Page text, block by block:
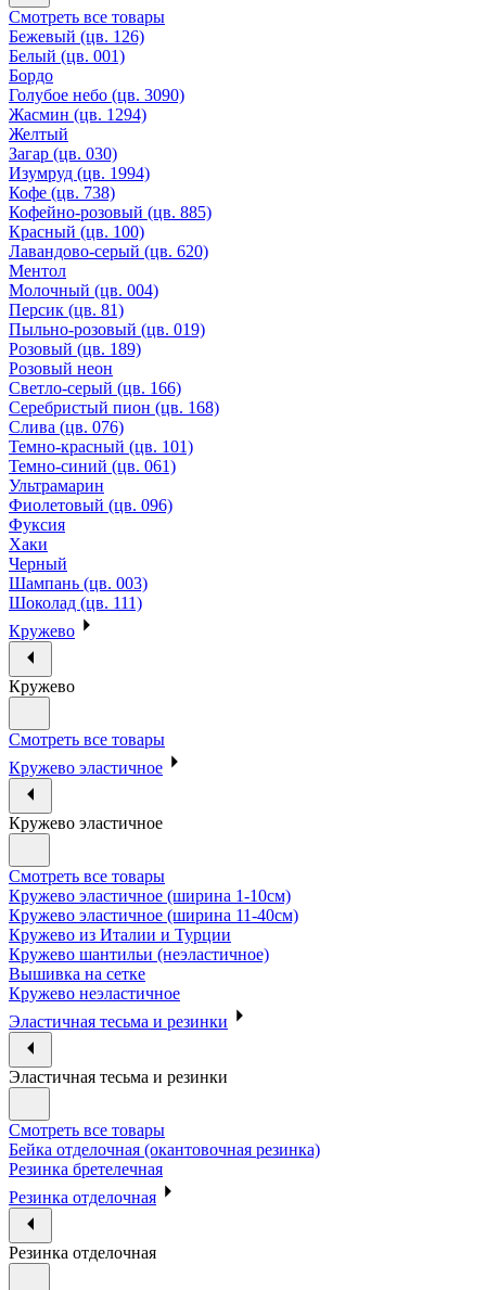
Смотреть все товары
Бежевый (цв. 126)
Белый (цв. 001)
Бордо
Голубое небо (цв. 3090)
Жасмин (цв. 1294)
Желтый
Загар (цв. 030)
Изумруд (цв. 1994)
Кофе (цв. 738)
Кофейно-розовый (цв. 885)
Красный (цв. 100)
Лавандово-серый (цв. 620)
Ментол
Молочный (цв. 004)
Персик (цв. 81)
Пыльно-розовый (цв. 019)
Розовый (цв. 189)
Розовый неон
Светло-серый (цв. 166)
Серебристый пион (цв. 168)
Слива (цв. 076)
Темно-красный (цв. 101)
Темно-синий (цв. 061)
Ультрамарин
Фиолетовый (цв. 096)
Фуксия
Хаки
Черный
Шампань (цв. 003)
Шоколад (цв. 111)
Кружево
Кружево
Смотреть все товары
Кружево эластичное
Кружево эластичное
Смотреть все товары
Кружево эластичное (ширина 1-10см)
Кружево эластичное (ширина 11-40см)
Кружево из Италии и Турции
Кружево шантильи (неэластичное)
Вышивка на сетке
Кружево неэластичное
Эластичная тесьма и резинки
Эластичная тесьма и резинки
Смотреть все товары
Бейка отделочная (окантовочная резинка)
Резинка бретелечная
Резинка отделочная
Резинка отделочная